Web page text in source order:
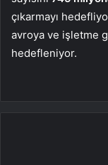
çıkarmayı
avroya ve işletme
hedefleniyor.